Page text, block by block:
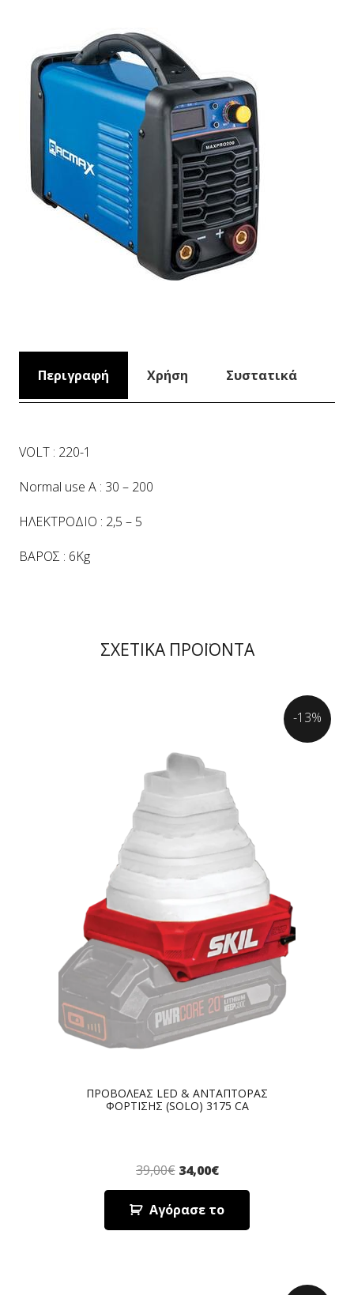
Περιγραφή Χρήση Συστατικά
VOLT : 220-1
Normal use A : 30 – 200
ΗΛΕΚΤΡΟΔΙΟ : 2,5 – 5
ΒΑΡΟΣ : 6Kg
ΣΧΕΤΙΚΑ ΠΡΟΪΟΝΤΑ
ΠΡΟΒΟΛΕΑΣ LED & ΑΝΤΑΠΤΟΡΑΣ
ΦΟΡΤΙΣΗΣ (SOLO) 3175 CA
39,00€ 34,00€
Αγόρασε το
-13%